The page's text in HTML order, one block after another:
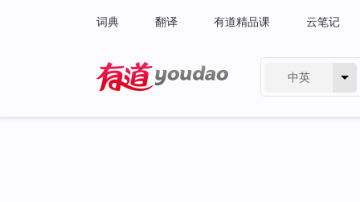
词典 翻译 有道精品课 云笔记
中英